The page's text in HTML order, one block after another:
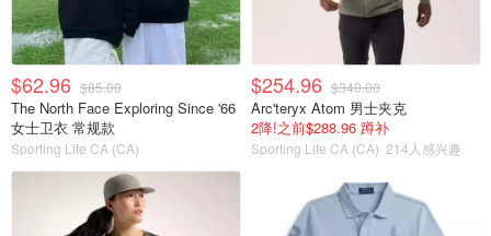
$62.96 $85.00
The North Face Exploring Since '66
女士卫衣 常规款
Sporting Life CA (CA)
$254.96 $340.00
Arc'teryx Atom 男士夹克
2降!之前$288.96 蹲补
Sporting Life CA (CA) 214人感兴趣